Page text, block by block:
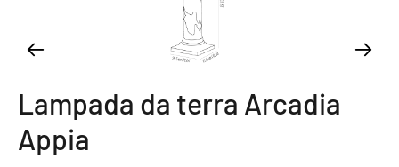
Lampada da terra Arcadia
Appia